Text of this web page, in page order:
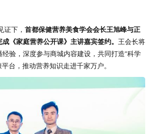
证下， 首都保健营养美食学会会长王旭峰与正
《家庭营养公开课》主讲嘉宾签约。 王会长将
经验，深度参与商城内容建设，共同打造“科学
台，推动营养知识走进千家万户。